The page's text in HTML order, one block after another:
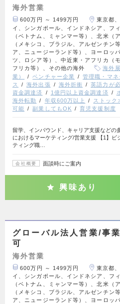
海外営業
600万円 ～ 1499万円
東京都
イ、シンガポール、インドネシア、フ
（ベトナム、ミャンマー等）、北米（
（メキシコ、ブラジル、アルゼンチン
ア、ニュージーランド等）、ヨーロッ
ツ、ロシア等）、中近東・アフリカ（
フリカ等）、その他の海外
海外
業）
ベンチャー企業 管理職・マネ
ス
海外出張 海外折衝 英語力が
資金調達済
1億円以上資金調達済
海外転勤
年収600万以上 ストック
可能
副業してもOK 育児支援制度
留学、インバウンド、キャリア支援などの
におけるマーケティング/営業支援 【1】ビ
ティング職…
会社概要 面談時にご案内
興味あり
グローバル法人営業/事
可
海外営業
600万円 ～ 1499万円
東京都
イ、シンガポール、インドネシア、フ
（ベトナム、ミャンマー等）、北米（
（メキシコ、ブラジル、アルゼンチン
ア、ニュージーランド等）、ヨーロッ